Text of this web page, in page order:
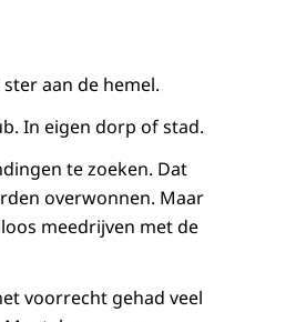
aan de hemel.
In eigen dorp of stad.
te zoeken. Dat
overwonnen. Maar
meedrijven met de
voorrecht gehad veel